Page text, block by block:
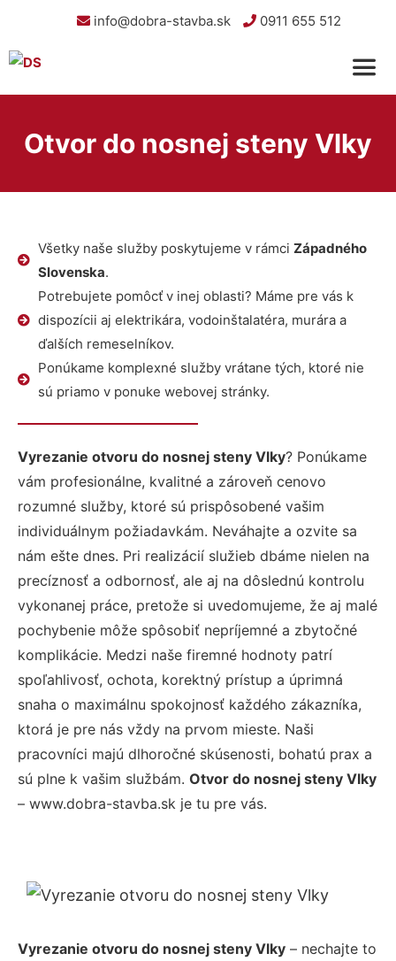
info@dobra-stavba.sk 0911 655 512
Otvor do nosnej steny Vlky
Všetky naše služby poskytujeme v rámci Západného
Slovenska.
Potrebujete pomôcť v inej oblasti? Máme pre vás k
dispozícii aj elektrikára, vodoinštalatéra, murára a
ďalších remeselníkov.
Ponúkame komplexné služby vrátane tých, ktoré nie
sú priamo v ponuke webovej stránky.
Vyrezanie otvoru do nosnej steny Vlky? Ponúkame
vám profesionálne, kvalitné a zároveň cenovo
rozumné služby, ktoré sú prispôsobené vašim
individuálnym požiadavkám. Neváhajte a ozvite sa
nám ešte dnes. Pri realizácií služieb dbáme nielen na
precíznosť a odbornosť, ale aj na dôslednú kontrolu
vykonanej práce, pretože si uvedomujeme, že aj malé
pochybenie môže spôsobiť nepríjemné a zbytočné
komplikácie. Medzi naše firemné hodnoty patrí
spoľahlivosť, ochota, korektný prístup a úprimná
snaha o maximálnu spokojnosť každého zákazníka,
ktorá je pre nás vždy na prvom mieste. Naši
pracovníci majú dlhoročné skúsenosti, bohatú prax a
sú plne k vašim službám. Otvor do nosnej steny Vlky
– www.dobra-stavba.sk je tu pre vás.
Vyrezanie otvoru do nosnej steny Vlky – nechajte to